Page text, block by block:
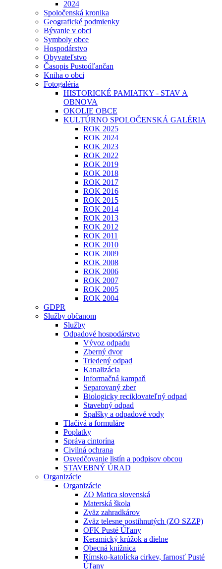
2024
Spoločenská kronika
Geografické podmienky
Bývanie v obci
Symboly obce
Hospodárstvo
Obyvateľstvo
Časopis Pustoúľančan
Kniha o obci
Fotogaléria
HISTORICKÉ PAMIATKY - STAV A
OBNOVA
OKOLIE OBCE
KULTÚRNO SPOLOČENSKÁ GALÉRIA
ROK 2025
ROK 2024
ROK 2023
ROK 2022
ROK 2019
ROK 2018
ROK 2017
ROK 2016
ROK 2015
ROK 2014
ROK 2013
ROK 2012
ROK 2011
ROK 2010
ROK 2009
ROK 2008
ROK 2006
ROK 2007
ROK 2005
ROK 2004
GDPR
Služby občanom
Služby
Odpadové hospodárstvo
Vývoz odpadu
Zberný dvor
Triedený odpad
Kanalizácia
Informačná kampaň
Separovaný zber
Biologicky reciklovateľný odpad
Stavebný odpad
Spalšky a odpadové vody
Tlačivá a formuláre
Poplatky
Správa cintorína
Civilná ochrana
Osvedčovanie listín a podpisov obcou
STAVEBNÝ ÚRAD
Organizácie
Organizácie
ZO Matica slovenská
Materská škola
Zväz zahradkárov
Zväz telesne postihnutých (ZO SZZP)
OFK Pusté Úľany
Keramický krúžok a dielne
Obecná knižnica
Rímsko-katolícka cirkev, farnosť Pusté
Úľany